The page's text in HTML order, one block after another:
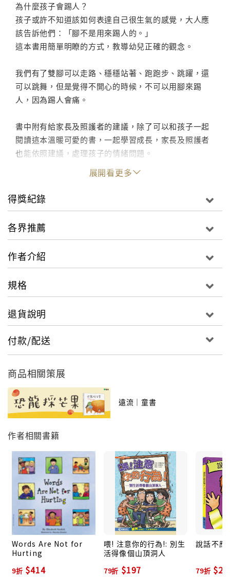
為什麼孩子會踢人？
孩子或許不知道該如何表達自己很生氣的感覺，大人應
該告訴他們：「腳不是用來踢人的。」
這本書用簡單明瞭的方式，教導幼兒正確的觀念。
我們有了雙腳可以走路、穩穩站著、跑跑步、跳躍，還
可以跳舞，但是覺得不開心的時候，不可以用腳來踢
人，因為踢人會痛。
書中附有給家長及照護者的建議，除了可以和孩子一起
閱讀這本溫暖可愛的書，一起學習成長，家長及照護者
也能依照建議，處理孩子的情緒問題。
如果孩子會用腳踢人，用溫和而堅定的語氣說：「腳不
●孩子是否不知道該如何用言語表達負面情緒？
●如果孩子常常踢人，讓他試試踢其他東西如何？例如踢
●有什麼其他更好的方法，能讓孩子發洩情緒？
"
展開看更多
得獎紀錄
各界推薦
作者介紹
規格
退貨說明
付款/配送
商品相關策展
遠流｜童書
作者相關書籍
Words Are Not for
Hurting
9折 $414
喂! 注意你的行為!: 別生
活得像個山頂洞人
79折 $197
說話不應
79折